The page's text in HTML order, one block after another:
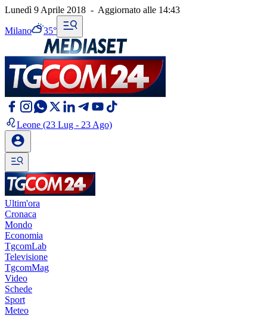
Lunedì 9 Aprile 2018 - Aggiornato alle 14:43
Milano 35°
Leone (23 Lug - 23 Ago)
Ultim'ora
Cronaca
Mondo
Economia
TgcomLab
Televisione
TgcomMag
Video
Schede
Sport
Meteo